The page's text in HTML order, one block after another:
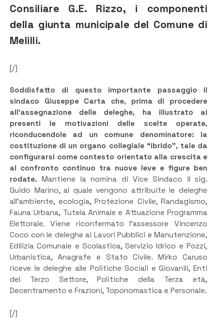
Consiliare G.E. Rizzo, i componenti
della giunta municipale del Comune di
Melilli.
[/]
Soddisfatto di questo importante passaggio il
sindaco Giuseppe Carta che, prima di procedere
all’assegnazione delle deleghe, ha illustrato ai
presenti le motivazioni delle scelte operate,
riconducendole ad un comune denominatore: la
costituzione di un organo collegiale “ibrido”, tale da
configurarsi come contesto orientato alla crescita e
al confronto continuo tra nuove leve e figure ben
rodate. Mantiene la nomina di Vice Sindaco il sig.
Guido Marino, al quale vengono attribuite le deleghe
all’ambiente, ecologia, Protezione Civile, Randagismo,
Fauna Urbana, Tutela Animale e Attuazione Programma
Elettorale. Viene riconfermato l’assessore Vincenzo
Coco con le deleghe ai Lavori Pubblici e Manutenzione,
Edilizia Comunale e Scolastica, Servizio Idrico e Pozzi,
Urbanistica, Anagrafe e Stato Civile. Mirko Caruso
riceve le deleghe alle Politiche Sociali e Giovanili, Enti
del Terzo Settore, Politiche della Terza età,
Decentramento e Frazioni, Toponomastica e Personale.
[/]